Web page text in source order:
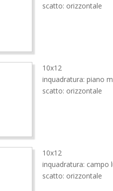
scatto: orizzontale
10x12
inquadratura: piano
scatto: orizzontale
10x12
inquadratura: campo
scatto: orizzontale